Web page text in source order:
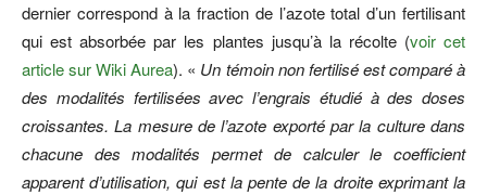
dernier correspond à la fraction de l’azote total d’un fertilisant
qui est absorbée par les plantes jusqu’à la récolte (voir cet
article sur Wiki Aurea). « Un témoin non fertilisé est comparé à
des modalités fertilisées avec l’engrais étudié à des doses
croissantes. La mesure de l’azote exporté par la culture dans
chacune des modalités permet de calculer le coefficient
apparent d’utilisation, qui est la pente de la droite exprimant la